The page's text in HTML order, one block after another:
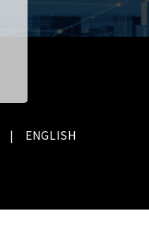
ENGLISH